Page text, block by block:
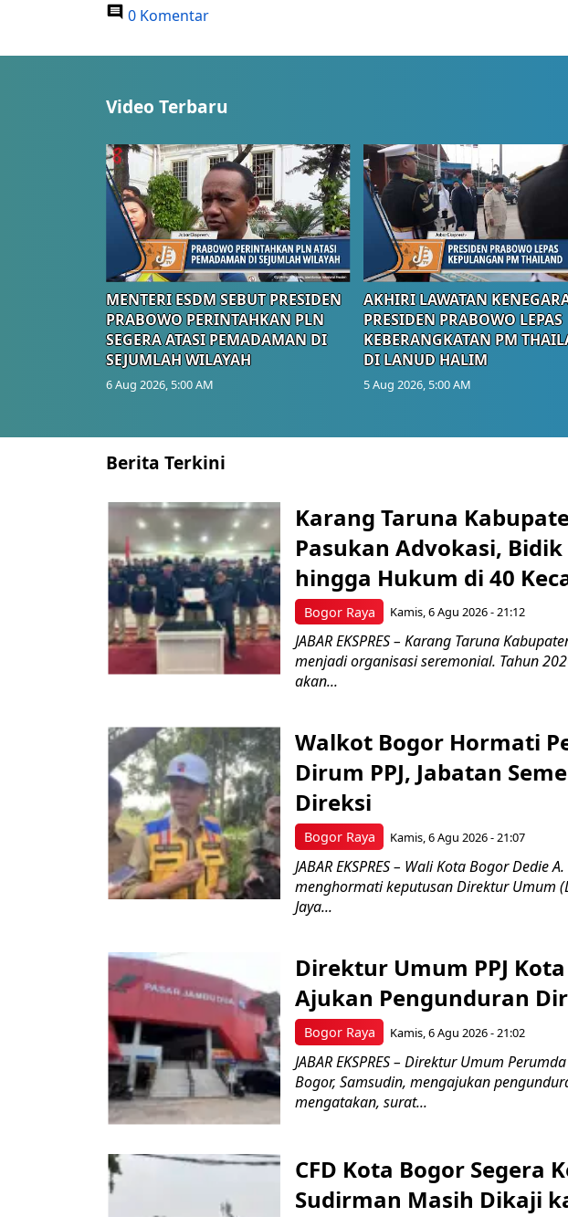
0 Komentar
Video Terbaru
MENTERI ESDM SEBUT PRESIDEN
PRABOWO PERINTAHKAN PLN
SEGERA ATASI PEMADAMAN DI
SEJUMLAH WILAYAH
6 Aug 2026, 5:00 AM
AKHIRI LAWATAN
PRESIDEN PRABOWO LEPAS
KEBERANGKATAN PM
DI LANUD HALIM
5 Aug 2026, 5:00 AM
Berita Terkini
Bogor Raya
Karang Taruna
Pasukan Advokasi,
hingga Hukum di 40
Kamis, 6 Agu 2026 - 21:12
JABAR EKSPRES – Karang Taruna
menjadi organisasi seremonial. Tahun
akan...
Bogor Raya
Walkot Bogor Hormati
Dirum PPJ, Jabatan
Direksi
Kamis, 6 Agu 2026 - 21:07
JABAR EKSPRES – Wali Kota Bogor Dedie
menghormati keputusan Direktur Umum
Jaya...
Bogor Raya
Direktur Umum PPJ
Ajukan Pengunduran
Kamis, 6 Agu 2026 - 21:02
JABAR EKSPRES – Direktur Umum
Bogor, Samsudin, mengajukan
mengatakan, surat...
CFD Kota Bogor Segera
Sudirman Masih Dikaji